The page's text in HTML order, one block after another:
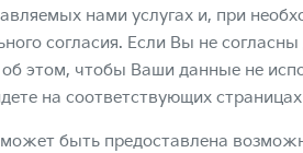
нами услугах и, при
согласия. Если Вы не
этом, чтобы Ваши данные не
на соответствующих страницах
быть предоставлена